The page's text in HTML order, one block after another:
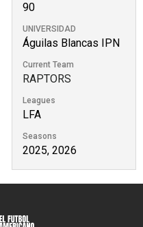
90
UNIVERSIDAD
Águilas Blancas IPN
Current Team
RAPTORS
Leagues
LFA
Seasons
2025, 2026